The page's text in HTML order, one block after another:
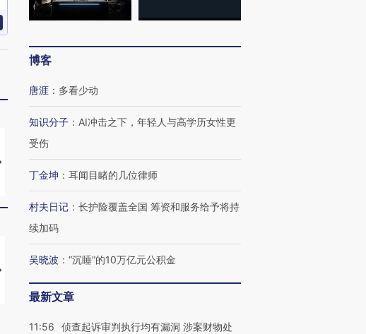
马航飞行员跨国走私7万
粒摇头丸 尿检体内含3种
泽连斯基密集出访美英 索
要防空导弹“救急”
13人遇难
【推广】走进第四届链博
会，让数智科技“链”接产
【特别呈现】寻找100种
CFO：不靠规模取胜，华
博客
唐涯 ： 多看少动
知识分子 ： AI冲击之下，年轻人与高学历女性更
受伤
丁金坤 ： 耳闻目睹的几位律师
村夫日记 ： 长护险覆盖全国 筹资和服务给予将持
续加码
吴晓波 ： “沉睡”的10万亿元公积金
最新文章
11:56
侦查起诉审判执行均有漏洞 涉案财物处